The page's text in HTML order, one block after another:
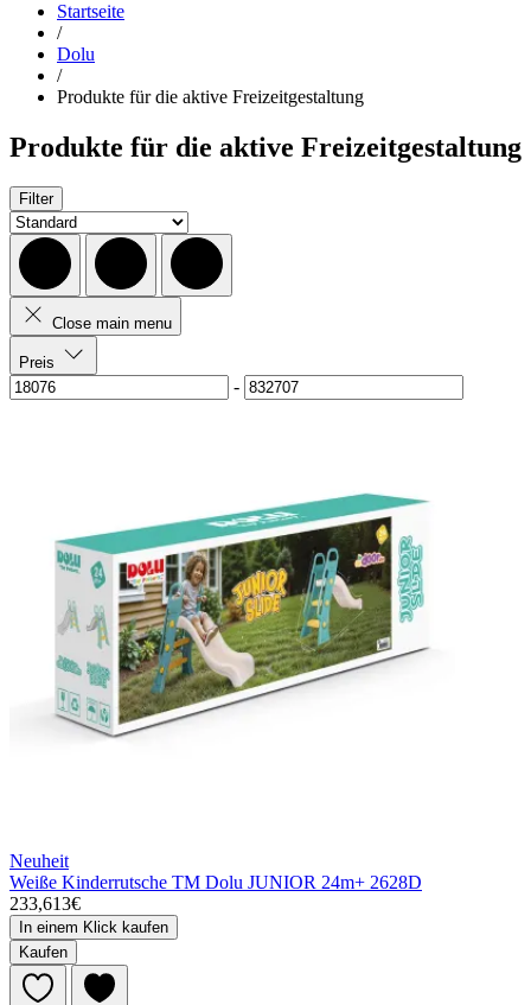
Startseite
/
Dolu
/
Produkte für die aktive Freizeitgestaltung
Produkte für die aktive Freizeitgestaltung
Filter
Close main menu
Preis
-
Neuheit
Weiße Kinderrutsche TM Dolu JUNIOR 24m+ 2628D
233,613€
In einem Klick kaufen
Kaufen